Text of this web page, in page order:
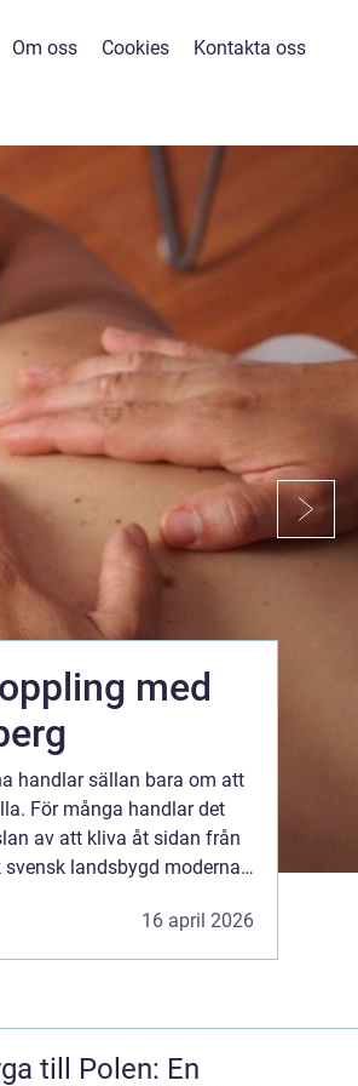
Om oss Cookies Kontakta oss
handlar sällan bara om att
För många handlar det
av att kliva åt sidan från
landsbygd moderna
16 april 2026
till Polen: En